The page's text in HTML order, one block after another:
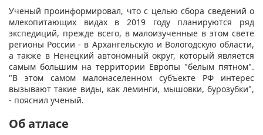
Ученый проинформировал, что с целью сбора сведений о
млекопитающих видах в 2019 году планируются ряд
экспедиций, прежде всего, в малоизученные в этом свете
регионы России - в Архангельскую и Вологодскую области,
а также в Ненецкий автономный округ, который является
самым большим на территории Европы "белым пятном".
"В этом самом малонаселенном субъекте РФ интерес
вызывают такие виды, как леминги, мышовки, бурозубки",
- пояснил ученый.
Об атласе